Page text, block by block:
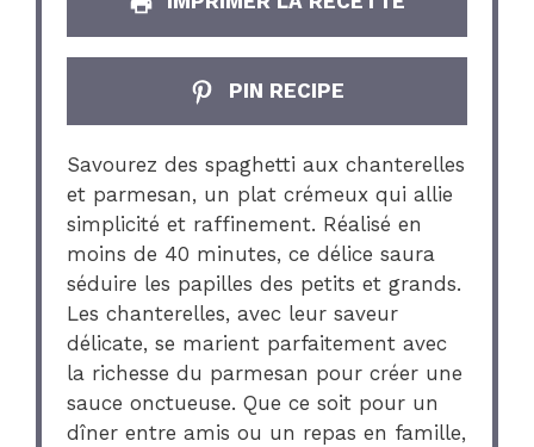
PIN RECIPE
Savourez des spaghetti aux chanterelles
et parmesan, un plat crémeux qui allie
simplicité et raffinement. Réalisé en
moins de 40 minutes, ce délice saura
séduire les papilles des petits et grands.
Les chanterelles, avec leur saveur
délicate, se marient parfaitement avec
la richesse du parmesan pour créer une
sauce onctueuse. Que ce soit pour un
dîner entre amis ou un repas en famille,